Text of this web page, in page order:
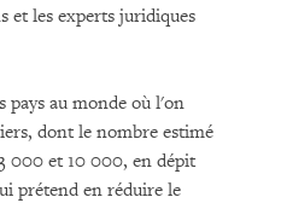
et les experts juridiques
pays au monde où l'on
dont le nombre estimé
000 et 10 000, en dépit
prétend en réduire le